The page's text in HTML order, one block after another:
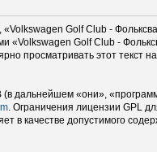
Golf Club -
Golf Club -
просматривать этот текст
«они»,
. Ограничения лицензии GPL
в качестве допустимого